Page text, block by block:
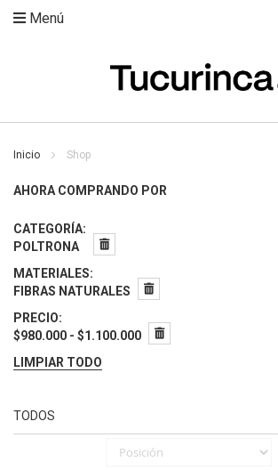
Menú
Inicio Shop
AHORA COMPRANDO POR
CATEGORÍA
POLTRONA
MATERIALES
FIBRAS NATURALES
PRECIO
$980.000 - $1.100.000
LIMPIAR TODO
TODOS